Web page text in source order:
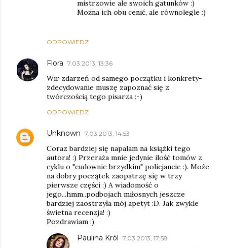
ODPOWIEDZ
mistrzowie ale swoich gatunków :)
Można ich obu cenić, ale równolegle :)
Flora 7.03.2013, 13:36
Wir zdarzeń od samego początku i konkrety-
zdecydowanie muszę zapoznać się z
twórczością tego pisarza :-)
ODPOWIEDZ
Unknown 7.03.2013, 14:53
Coraz bardziej się napalam na książki tego
autora! :) Przeraża mnie jedynie ilość tomów z
cyklu o "cudownie brzydkim" policjancie :). Może
na dobry początek zaopatrzę się w trzy
pierwsze części :) A wiadomość o
jego...hmm..podbojach miłosnych jeszcze
bardziej zaostrzyła mój apetyt :D. Jak zwykle
świetna recenzja! :)
Pozdrawiam :)
Paulina Król 7.03.2013, 17:58